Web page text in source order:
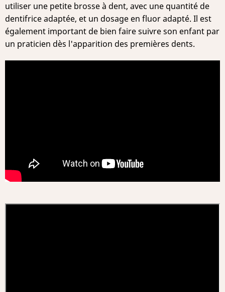
utiliser une petite brosse à dent, avec une quantité de
dentifrice adaptée, et un dosage en fluor adapté. Il est
également important de bien faire suivre son enfant par
un praticien dès l'apparition des premières dents.